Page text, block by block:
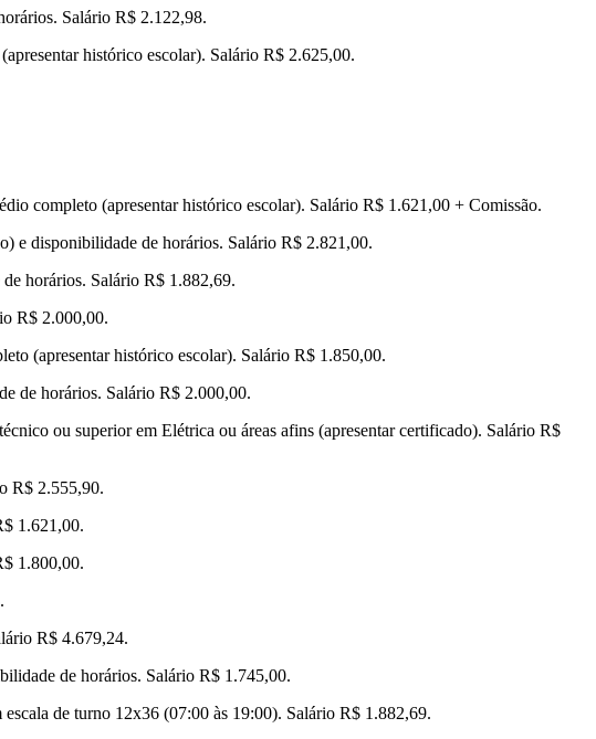
Salário R$ 2.122,98.
histórico escolar). Salário R$ 2.625,00.
completo (apresentar histórico escolar). Salário R$ 1.621,00 + Comissão.
e disponibilidade de horários. Salário R$ 2.821,00.
horários. Salário R$ 1.882,69.
R$ 2.000,00.
(apresentar histórico escolar). Salário R$ 1.850,00.
de horários. Salário R$ 2.000,00.
ou superior em Elétrica ou áreas afins (apresentar certificado). Salário R$
R$ 2.555,90.
1.621,00.
1.800,00.
R$ 4.679,24.
de horários. Salário R$ 1.745,00.
de turno 12x36 (07:00 às 19:00). Salário R$ 1.882,69.